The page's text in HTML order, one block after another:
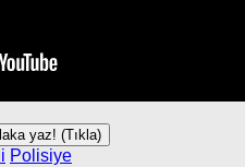
yaz! (Tıkla)
Polisiye